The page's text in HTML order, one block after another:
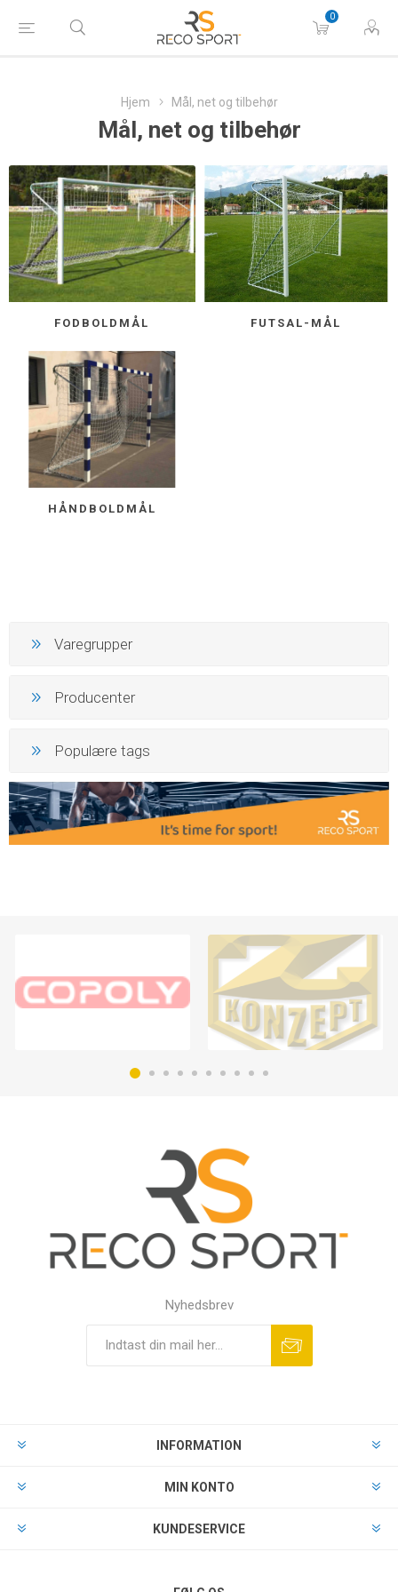
0
Hjem Mål, net og tilbehør
Mål, net og tilbehør
FODBOLDMÅL FUTSAL-MÅL
HÅNDBOLDMÅL
Varegrupper
Producenter
Populære tags
Nyhedsbrev
INFORMATION
MIN KONTO
KUNDESERVICE